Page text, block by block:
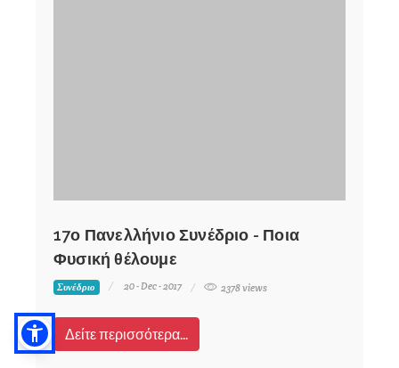
17ο Πανελλήνιο Συνέδριο - Ποια
Φυσική θέλουμε
Συνέδριο 20 - Dec - 2017 2378 views
Δείτε περισσότερα...